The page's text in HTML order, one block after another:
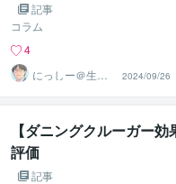
記事
コラム
4
にっしー＠生成A
I活用アドバイザ
ー
2024/09/26
【ダニングクルーガー
評価
記事